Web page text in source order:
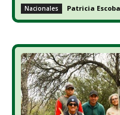
Nacionales Patricia